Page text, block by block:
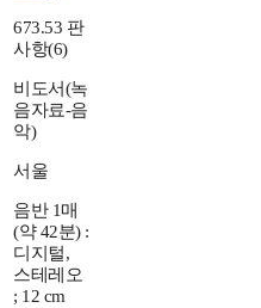
673.53 판
사항(6)
비도서(녹
음자료-음
악)
서울
음반 1매
(약 42분) :
디지털,
스테레오
; 12 cm